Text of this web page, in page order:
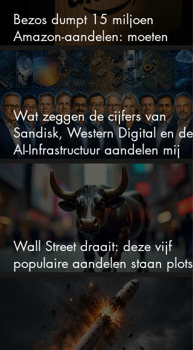
Bezos dumpt 15 miljoen
Amazon-aandelen: moeten
beleggers zich zorgen maken?
Wat zeggen de cijfers van
Sandisk, Western Digital en de
AI-Infrastructuur aandelen mij
werkelijk
Wall Street draait: deze vijf
populaire aandelen staan plots
onder spanning